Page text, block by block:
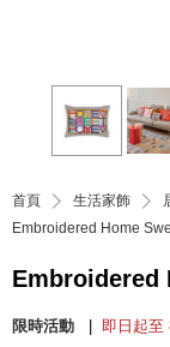
首頁 生活家飾
Embroidered Home
Embroidered
限時活動 即日起至